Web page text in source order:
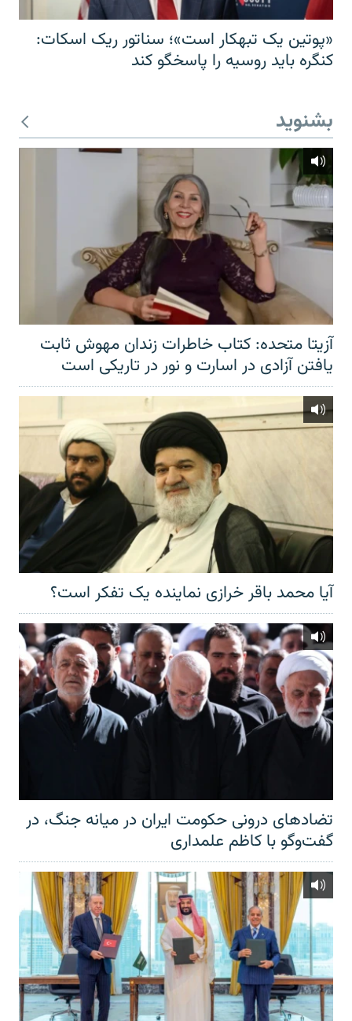
«پوتین یک تبهکار است»؛ سناتور ریک اسکات:
کنگره باید روسیه را پاسخگو کند
بشنوید
آزیتا متحده: کتاب خاطرات زندان مهوش ثابت
یافتن آزادی در اسارت و نور در تاریکی است
آیا محمد باقر خرازی نماینده یک تفکر است؟
تضادهای درونی حکومت ایران در میانه جنگ، در
گفت‌‌وگو با کاظم علمداری